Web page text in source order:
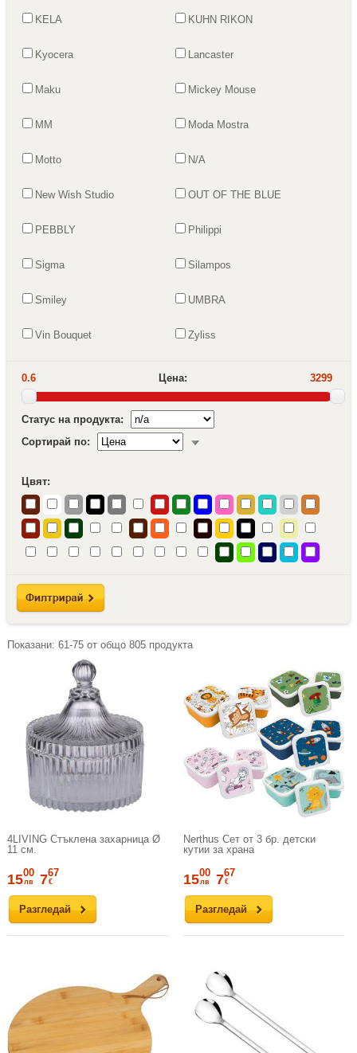
KELA KUHN RIKON
Kyocera Lancaster
Maku Mickey Mouse
MM Moda Mostra
Motto N/A
New Wish Studio OUT OF THE BLUE
PEBBLY Philippi
Sigma Silampos
Smiley UMBRA
Vin Bouquet Zyliss
0.6 Цена: 3299
Статус на продукта:
Сортирай по:
Цвят:
Показани: 61-75от общо 805продукта
4LIVING Стъклена захарница Ø
11 см.
Разгледай
1500
лв 767
€
Nerthus Сет от 3 бр. детски
кутии за храна
Разгледай
1500
лв 767
€